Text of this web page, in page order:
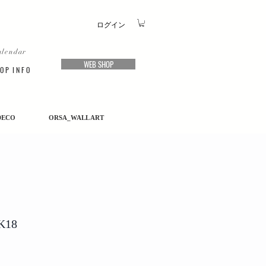
ログイン
P I N F O WEB SHOP
ORSA_WALL ART